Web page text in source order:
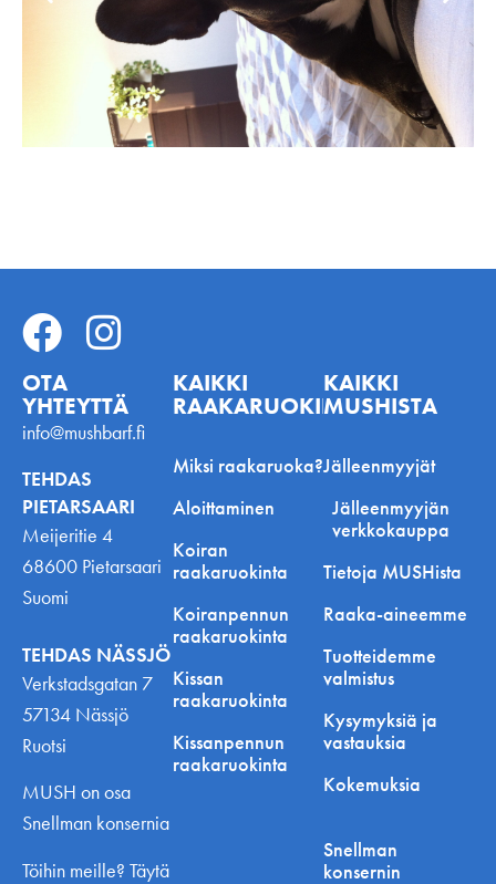
OTA
YHTEYTTÄ
info@mushbarf.fi
TEHDAS
PIETARSAARI
Meijeritie 4
68600 Pietarsaari
Suomi
TEHDAS NÄSSJÖ
Verkstadsgatan 7
57134 Nässjö
Ruotsi
MUSH on osa
Snellman konsernia
Töihin meille? Täytä
KAIKKI
RAAKARUOKINNASTA
Miksi raakaruoka?
Aloittaminen
Koiran
raakaruokinta
Koiranpennun
raakaruokinta
Kissan
raakaruokinta
Kissanpennun
raakaruokinta
KAIKKI
MUSHISTA
Jälleenmyyjät
Jälleenmyyjän
verkkokauppa
Tietoja MUSHista
Raaka-aineemme
Tuotteidemme
valmistus
Kysymyksiä ja
vastauksia
Kokemuksia
Snellman
konsernin